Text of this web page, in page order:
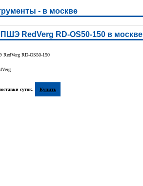
- в москве
RedVerg RD-OS50-150 в москве
RD-OS50-150
суток.
Купить